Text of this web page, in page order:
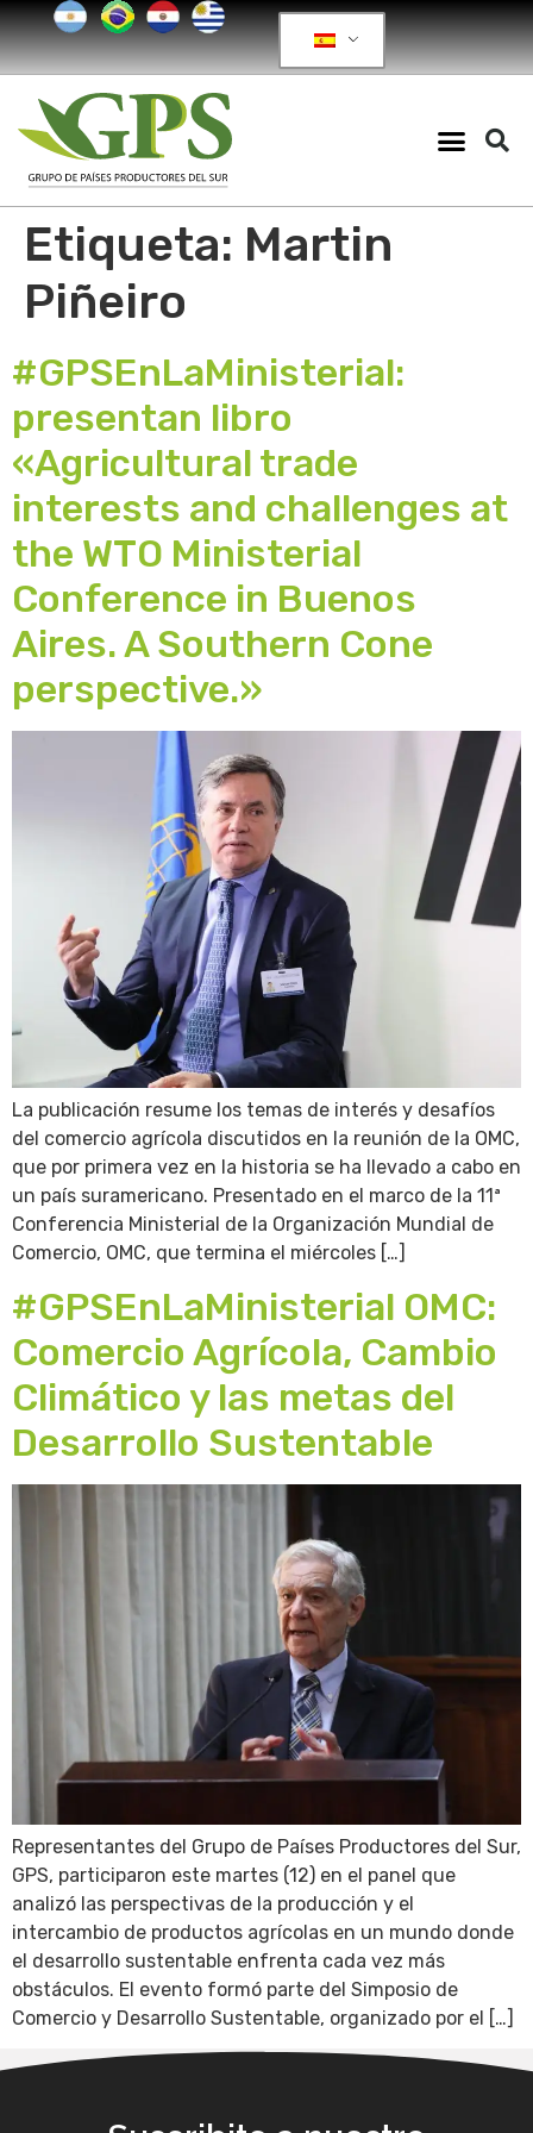
Etiqueta: Martin
Piñeiro
#GPSEnLaMinisterial:
presentan libro
«Agricultural trade
interests and challenges at
the WTO Ministerial
Conference in Buenos
Aires. A Southern Cone
perspective.»
La publicación resume los temas de interés y desafíos
del comercio agrícola discutidos en la reunión de la OMC,
que por primera vez en la historia se ha llevado a cabo en
un país suramericano. Presentado en el marco de la 11ª
Conferencia Ministerial de la Organización Mundial de
Comercio, OMC, que termina el miércoles […]
#GPSEnLaMinisterial OMC:
Comercio Agrícola, Cambio
Climático y las metas del
Desarrollo Sustentable
Representantes del Grupo de Países Productores del Sur,
GPS, participaron este martes (12) en el panel que
analizó las perspectivas de la producción y el
intercambio de productos agrícolas en un mundo donde
el desarrollo sustentable enfrenta cada vez más
obstáculos. El evento formó parte del Simposio de
Comercio y Desarrollo Sustentable, organizado por el […]